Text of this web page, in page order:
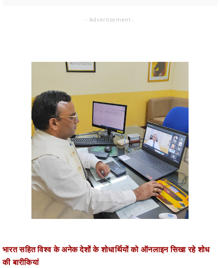
- Advertisement -
भारत सहित विश्व के अनेक देशों के शोधार्थियों को ऑनलाइन सिखा रहे शोध
की बारीकियां